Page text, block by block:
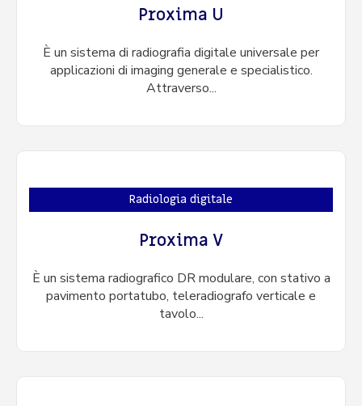
Proxima U
È un sistema di radiografia digitale universale per
applicazioni di imaging generale e specialistico.
Attraverso...
Radiologia digitale
Proxima V
È un sistema radiografico DR modulare, con stativo a
pavimento portatubo, teleradiografo verticale e
tavolo...